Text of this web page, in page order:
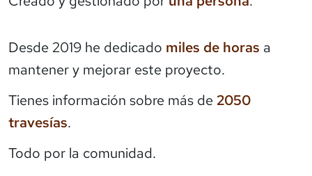
Desde 2019 he dedicado miles de horas a
mantener y mejorar este proyecto.
Tienes información sobre más de 2050
travesías.
Todo por la comunidad.